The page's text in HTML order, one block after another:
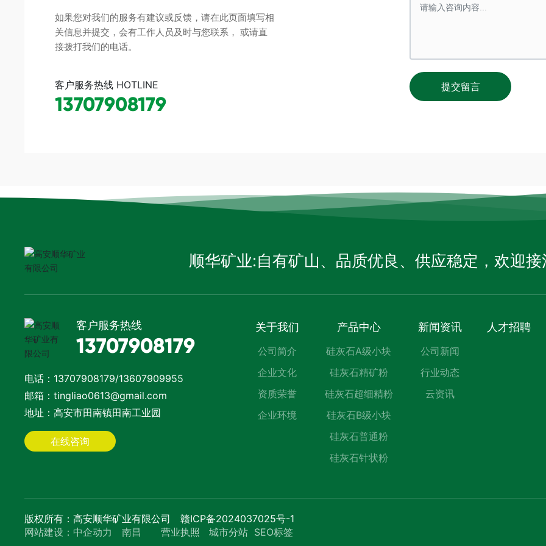
如果您对我们的服务有建议或反馈，请在此页面填写相
关信息并提交，会有工作人员及时与您联系， 或请直
接拨打我们的电话。
客户服务热线 HOTLINE
13707908179
提交留言
顺华矿业:自有矿山、品质优良、供应稳定，欢迎
客户服务热线
13707908179
电话： 13707908179/13607909955
邮箱：tingliao0613@gmail.com
地址：高安市田南镇田南工业园
在线咨询
关于我们
公司简介
企业文化
资质荣誉
企业环境
产品中心
硅灰石A级小块
硅灰石精矿粉
硅灰石超细精粉
硅灰石B级小块
硅灰石普通粉
硅灰石针状粉
新闻资讯
公司新闻
行业动态
云资讯
人才招聘
版权所有：高安顺华矿业有限公司
赣ICP备2024037025号-1
网站建设： 中企动力 南昌 营业执照 城市分站 SEO标签